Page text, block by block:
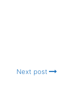
Next post